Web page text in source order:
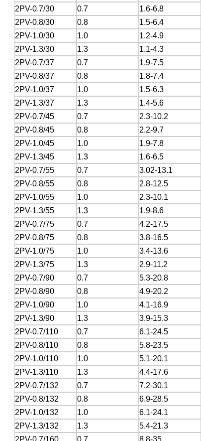
2PV-0.7/30
0.7 1.6-6.8
2PV-0.8/30 0.8
1.5-6.4
2PV-1.0/30
1.0
1.2-4.9
2PV-1.3/30
1.3
1.1-4.3
2PV-0.7/37
0.7 1.9-7.5
2PV-0.8/37 0.8
1.8-7.4
2PV-1.0/37
1.0
1.5-6.3
2PV-1.3/37
1.3
1.4-5.6
2PV-0.7/45
0.7 2.3-10.2
2PV-0.8/45 0.8
2.2-9.7
2PV-1.0/45
1.0
1.9-7.8
2PV-1.3/45
1.3
1.6-6.5
2PV-0.7/55
0.7 3.02-13.1
2PV-0.8/55 0.8
2.8-12.5
2PV-1.0/55
1.0
2.3-10.1
2PV-1.3/55
1.3
1.9-8.6
2PV-0.7/75
0.7 4.2-17.5
2PV-0.8/75 0.8
3.8-16.5
2PV-1.0/75
1.0
3.4-13.6
2PV-1.3/75
1.3
2.9-11.2
2PV-0.7/90
0.7 5.3-20.8
2PV-0.8/90 0.8
4.9-20.2
2PV-1.0/90
1.0
4.1-16.9
2PV-1.3/90
1.3
3.9-15.3
2PV-0.7/110
0.7 6.1-24.5
2PV-0.8/110 0.8
5.8-23.5
2PV-1.0/110
1.0
5.1-20.1
2PV-1.3/110
1.3
4.4-17.6
2PV-0.7/132
0.7 7.2-30.1
2PV-0.8/132 0.8
6.9-28.5
2PV-1.0/132
1.0
6.1-24.1
2PV-1.3/132
1.3
5.4-21.3
2PV-0.7/160
0.7 8.8-35